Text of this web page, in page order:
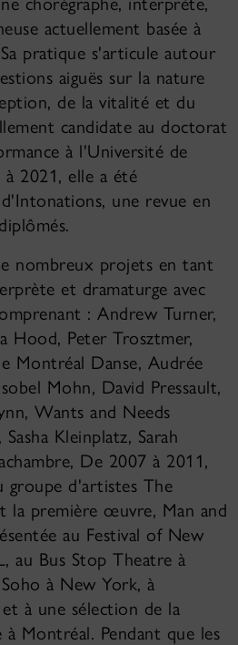
actuellement basée à
pratique s'articule autour
aiguës sur la nature
de la vitalité et du
candidate au doctorat
à l'Université de
2021, elle a été
une revue en
nombreux projets en tant
et dramaturge avec
: Andrew Turner,
Hood, Peter Trosztmer,
Montréal Danse, Audrée
Mohn, David Pressault,
Wants and Needs
Kleinplatz, Sarah
De 2007 à 2011,
groupe d'artistes The
la première œuvre, Man and
au Festival of New
au Bus Stop Theatre à
à New York, à
à une sélection de la
Montréal. Pendant que les